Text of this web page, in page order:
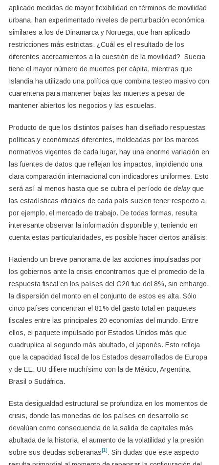
aplicado medidas de mayor flexibilidad en términos de movilidad
urbana, han experimentado niveles de perturbación económica
similares a los de Dinamarca y Noruega, que han aplicado
restricciones más estrictas. ¿Cuál es el resultado de los
diferentes acercamientos a la cuestión de la movilidad? Suecia
tiene el mayor número de muertes per cápita, mientras que
Islandia ha utilizado una política que combina testeo masivo con
cuarentena para mantener bajas las muertes a pesar de
mantener abiertos los negocios y las escuelas.
Producto de que los distintos países han diseñado respuestas
políticas y económicas diferentes, moldeadas por los marcos
normativos vigentes de cada lugar, hay una enorme variación en
las fuentes de datos que reflejan los impactos, impidiendo una
clara comparación internacional con indicadores uniformes. Esto
será así al menos hasta que se cubra el período de delayque
las estadísticas oficiales de cada país suelen tener respecto a,
por ejemplo, el mercado de trabajo. De todas formas, resulta
interesante observar la información disponible y, teniendo en
cuenta estas particularidades, es posible hacer ciertos análisis.
Haciendo un breve panorama de las acciones impulsadas por
los gobiernos ante la crisis encontramos que el promedio de la
respuesta fiscal en los países del G20 fue del 8%, sin embargo,
la dispersión del monto en el conjunto de estos es alta. Sólo
cinco países concentran el 81% del gasto total en paquetes
fiscales entre las principales 20 economías del mundo. Entre
ellos, el paquete impulsado por Estados Unidos más que
cuadruplica al segundo más abultado, el japonés. Esto refleja
que la capacidad fiscal de los Estados desarrollados de Europa
y de EE. UU difiere muchísimo con la de México, Argentina,
Brasil o Sudáfrica.
Esta desigualdad estructural se profundiza en los momentos de
crisis, donde las monedas de los países en desarrollo se
devalúan como consecuencia de la salida de capitales más
abultada de la historia, el aumento de la volatilidad y la presión
sobre sus deudas soberanas [1] . Sin dudas que este aspecto